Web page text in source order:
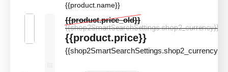
{{product.name}}
{{product.price_old}}
{{shop2SmartSearchSettings.shop2_currency}}
{{product.price}}
{{shop2SmartSearchSettings.shop2_currency}}
Акция